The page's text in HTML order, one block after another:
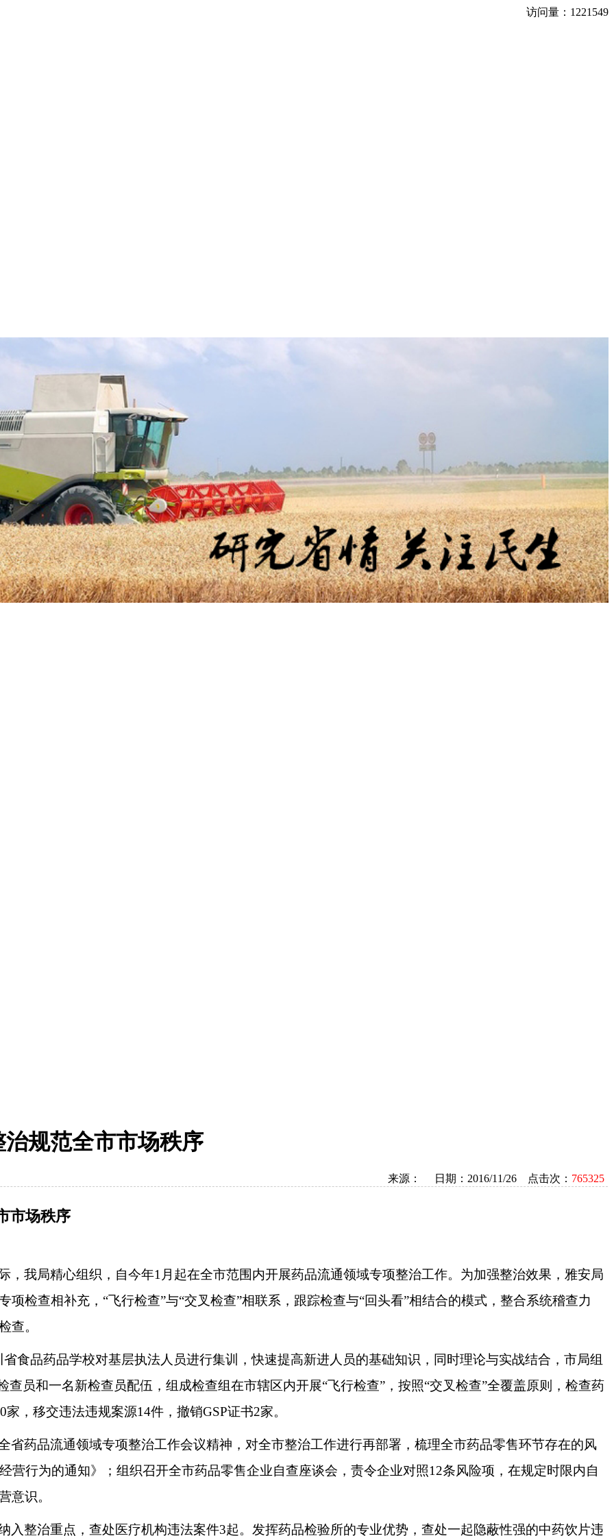
访问量： 1221549
规范全市市场秩序
来源： 日期：2016/11/26 点击次： 765325
市场秩序
，我局精心组织，自今年1月起在全市范围内开展药品流通领域专项整治工作。为加强整治效果，雅安局
检查相补充，“飞行检查”与“交叉检查”相联系，跟踪检查与“回头看”相结合的模式，整合系统稽查力
查。
食品药品学校对基层执法人员进行集训，快速提高新进人员的基础知识，同时理论与实战结合，市局组
员和一名新检查员配伍，组成检查组在市辖区内开展“飞行检查”，按照“交叉检查”全覆盖原则，检查药
，移交违法违规案源14件，撤销GSP证书2家。
省药品流通领域专项整治工作会议精神，对全市整治工作进行再部署，梳理全市药品零售环节存在的风
营行为的通知》；组织召开全市药品零售企业自查座谈会，责令企业对照12条风险项，在规定时限内自
意识。
入整治重点，查处医疗机构违法案件3起。发挥药品检验所的专业优势，查处一起隐蔽性强的中药饮片违